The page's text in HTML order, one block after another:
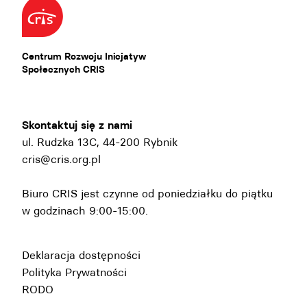
Centrum Rozwoju Inicjatyw
Społecznych CRIS
Skontaktuj się z nami
ul. Rudzka 13C, 44-200 Rybnik
cris@cris.org.pl
Biuro CRIS jest czynne od poniedziałku do piątku
w godzinach 9:00-15:00.
Deklaracja dostępności
Polityka Prywatności
RODO